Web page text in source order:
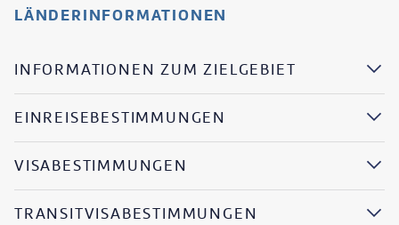
LÄNDERINFORMATIONEN
INFORMATIONEN ZUM ZIELGEBIET
EINREISEBESTIMMUNGEN
VISABESTIMMUNGEN
TRANSITVISABESTIMMUNGEN